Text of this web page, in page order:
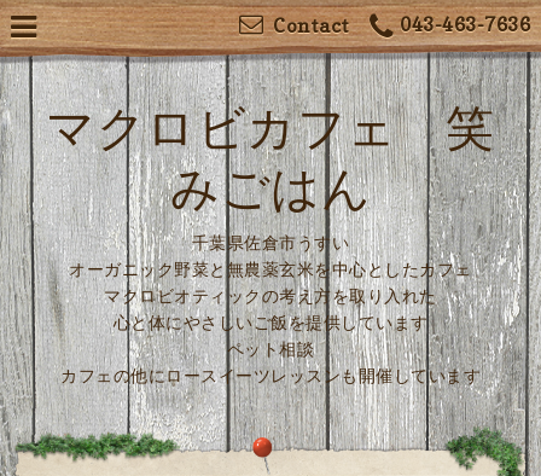
043-463-7636
Contact
マクロビカフェ 笑
みごはん
千葉県佐倉市うすい
オーガニック野菜と無農薬玄米を中心としたカフェ
マクロビオティックの考え方を取り入れた
心と体にやさしいご飯を提供しています
ペット相談
カフェの他にロースイーツレッスンも開催しています